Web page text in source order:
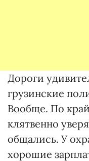
Дороги
грузинские
Вообще. По
клятвенно
общались. У
хорошие